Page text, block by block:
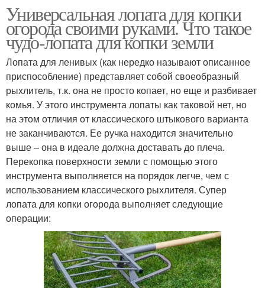
Универсальная лопата для копки
огорода своими руками. Что такое
чудо-лопата для копки земли
Лопата для ленивых (как нередко называют описанное
приспособление) представляет собой своеобразный
рыхлитель, т.к. она не просто копает, но еще и разбивает
комья. У этого инструмента лопаты как таковой нет, но
на этом отличия от классического штыкового варианта
не заканчиваются. Ее ручка находится значительно
выше – она в идеале должна доставать до плеча.
Перекопка поверхности земли с помощью этого
инструмента выполняется на порядок легче, чем с
использованием классического рыхлителя. Супер
лопата для копки огорода выполняет следующие
операции: